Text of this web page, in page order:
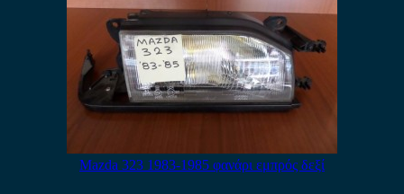
Mazda 323 1983-1985 φανάρι εμπρός δεξί